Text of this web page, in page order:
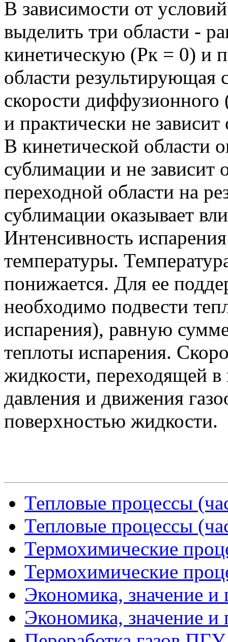
В зависимости от
выделить три области -
кинетическую (Рк = 0) и
области результирующая
скорости диффузионного
и практически не
В кинетической области
сублимации и не
переходной области на
сублимации оказывает
Интенсивность
температуры.
понижается. Для ее
необходимо подвести
испарения), равную
теплоты испарения.
жидкости, переходящей в
давления и движения
поверхностью жидкости.
Тепловые процессы
Тепловые процессы
Термохимические
Термохимические
Экономика, значение
Экономика, значение